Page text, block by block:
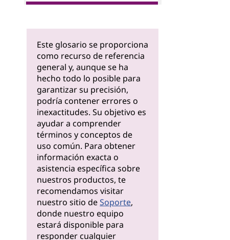
Este glosario se proporciona
como recurso de referencia
general y, aunque se ha
hecho todo lo posible para
garantizar su precisión,
podría contener errores o
inexactitudes. Su objetivo es
ayudar a comprender
términos y conceptos de
uso común. Para obtener
información exacta o
asistencia específica sobre
nuestros productos, te
recomendamos visitar
nuestro sitio deSoporte,
donde nuestro equipo
estará disponible para
responder cualquier